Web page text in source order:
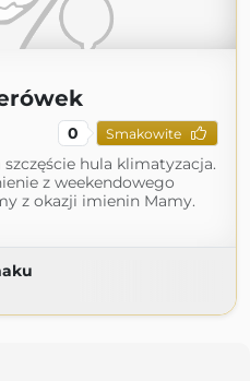
0 Smakowite
hula klimatyzacja.
z weekendowego
z okazji imienin Mamy.